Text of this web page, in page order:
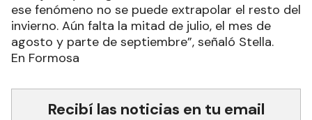
ese fenómeno no se puede extrapolar el resto del
invierno. Aún falta la mitad de julio, el mes de
agosto y parte de septiembre”, señaló Stella.
En Formosa
Recibí las noticias en tu email